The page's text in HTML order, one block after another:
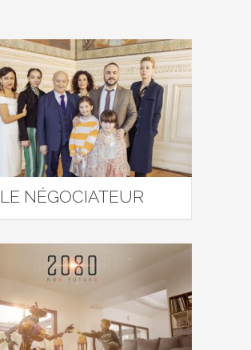
LE NÉGOCIATEUR